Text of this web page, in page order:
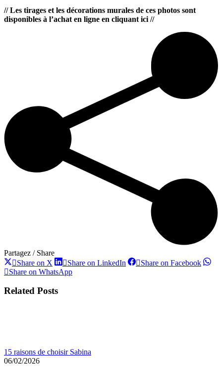
// Les tirages et les décorations murales de ces photos sont
disponibles à l’achat en ligne en cliquant ici //
Partagez / Share
Share on X Share
on
Share on LinkedIn ShareShare on FacebookShare
Share on WhatsAppShare
Related Posts
15 raisons de choisir Sabina
06/02/2026